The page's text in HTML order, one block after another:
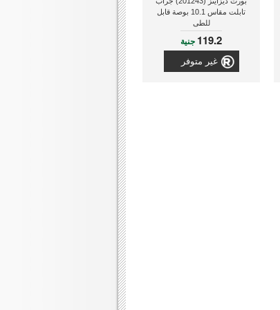
تابلت مقاس 10.1 بوصة قابل
للطى
119.2 جنية
غير متوفر